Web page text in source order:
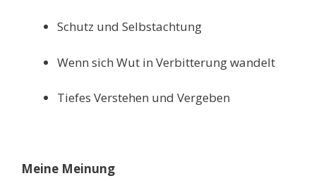
Schutz und Selbstachtung
Wenn sich Wut in Verbitterung wandelt
Tiefes Verstehen und Vergeben
Meine Meinung